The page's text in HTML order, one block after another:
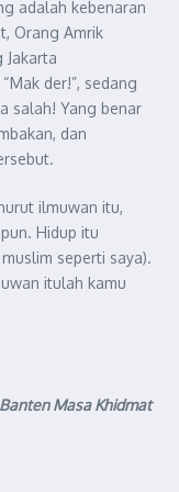
adalah kebenaran
Orang Amrik
Jakarta
der!”, sedang
salah! Yang benar
dan
ilmuwan itu,
Hidup itu
seperti saya).
itulah kamu
Masa Khidmat